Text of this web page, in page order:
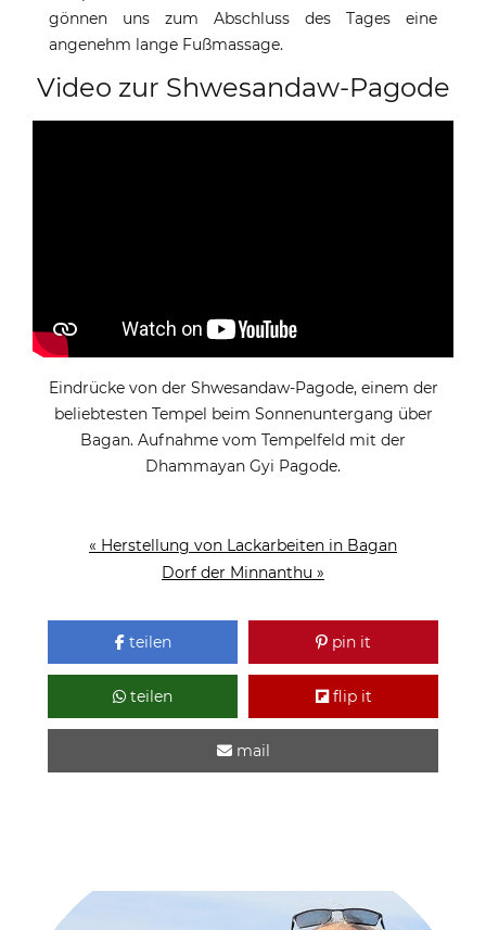
gönnen uns zum Abschluss des Tages eine
angenehm lange Fußmassage.
Video zur Shwesandaw-Pagode
Eindrücke von der Shwesandaw-Pagode, einem der
beliebtesten Tempel beim Sonnenuntergang über
Bagan. Aufnahme vom Tempelfeld mit der
Dhammayan Gyi Pagode.
« Herstellung von Lackarbeiten in Bagan
Dorf der Minnanthu »
teilen pin it
teilen flip it
mail